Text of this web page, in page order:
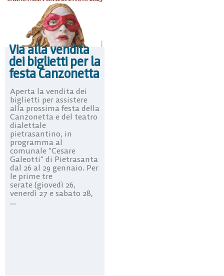
Via alla vendita
dei biglietti per la
festa Canzonetta
Aperta la vendita dei
biglietti per assistere
alla prossima festa della
Canzonetta e del teatro
dialettale
pietrasantino, in
programma al
comunale “Cesare
Galeotti” di Pietrasanta
dal 26 al 29 gennaio. Per
le prime tre
serate (giovedì 26,
venerdì 27 e sabato 28,
...